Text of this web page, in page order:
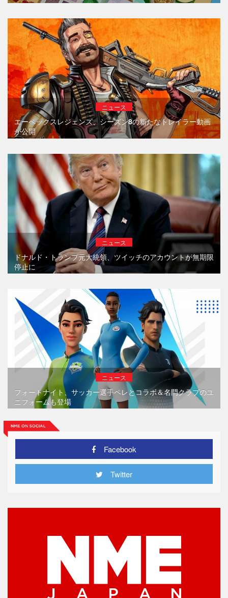
ニュース
エーペックスレジェンズ、シーズン8の新たなトレイラー動画
が公開
ニュース
ドナルド・トランプ元大統領、ツイッチのアカウントが無期限
停止に
ニュース
フォートナイト、サッカー選手ペレとコラボ＆名門クラブのユ
ニフォームも登場
Facebook
Twitter